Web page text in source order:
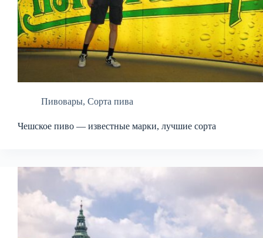
Пивовары, Сорта пива
Чешское пиво — известные марки, лучшие сорта